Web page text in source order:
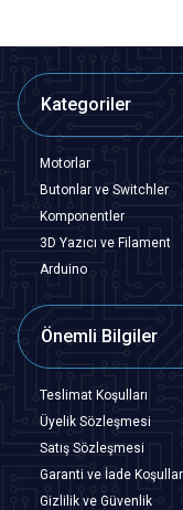
Kategoriler
Motorlar
Butonlar ve Switchler
Komponentler
3D Yazıcı ve Filament
Arduino
Önemli Bilgiler
Teslimat Koşulları
Üyelik Sözleşmesi
Satış Sözleşmesi
Garanti ve İade
Gizlilik ve Güvenlik